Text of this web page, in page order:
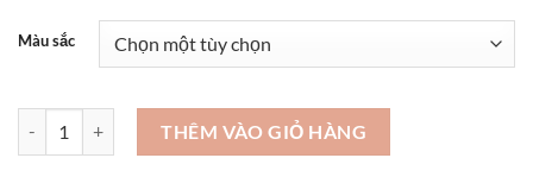
Màu sắc
Mẫu đồng hồ nữ đẹp 2023 - SDN07 số lượng
THÊM VÀO GIỎ HÀNG